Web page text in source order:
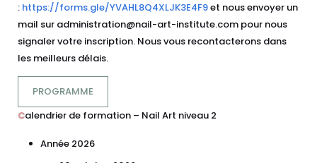
: https://forms.gle/YVAHL8Q4XLJK3E4F9et nous envoyer un
mail sur administration@nail-art-institute.com pour nous
signaler votre inscription. Nous vous recontacterons dans
les meilleurs délais.
PROGRAMME
Calendrier de formation – Nail Art niveau 2
Année 2026